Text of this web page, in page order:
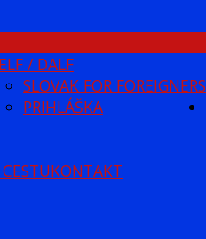
/ DALF
SLOVAK FOR FOREIGNERS
PRIHLÁŠKA
KONTAKT